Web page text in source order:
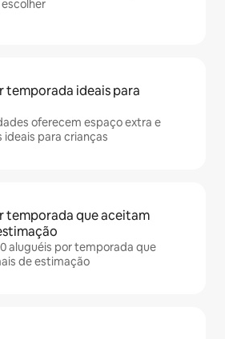
temporada ideais para
oferecem espaço extra e
para crianças
temporada que aceitam
aluguéis por temporada que
de estimação